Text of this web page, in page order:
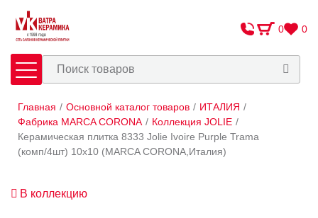
0 0
Плитка Сантехника
Оплата и доставка
Главная / Основной каталог товаров / ИТАЛИЯ /
Фабрика MARCA CORONA / Коллекция JOLIE /
Керамическая плитка 8333 Jolie Ivoire Purple Trama
(комп/4шт) 10х10 (MARCA CORONA,Италия)
В коллекцию